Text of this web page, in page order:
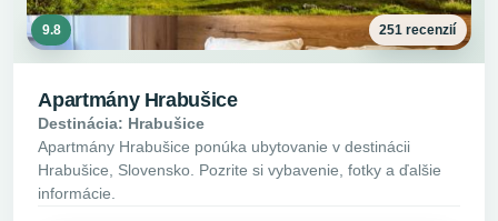
9.8 251 recenzií
Apartmány Hrabušice
Destinácia: Hrabušice
Apartmány Hrabušice ponúka ubytovanie v destinácii
Hrabušice, Slovensko. Pozrite si vybavenie, fotky a ďalšie
informácie.